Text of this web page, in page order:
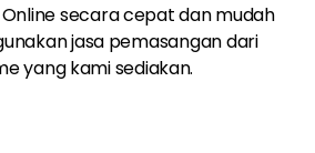
secara cepat dan mudah
jasa pemasangan dari
yang kami sediakan.